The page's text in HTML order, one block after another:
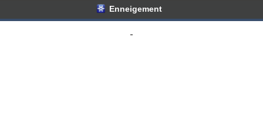
Enneigement